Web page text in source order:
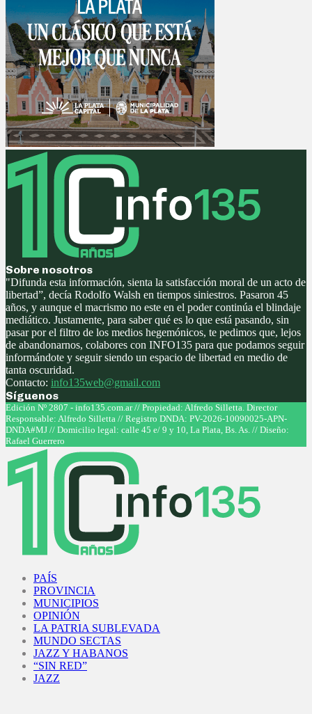
Sobre nosotros
"Difunda esta información, sienta la satisfacción moral de un acto de
libertad”, decía Rodolfo Walsh en tiempos siniestros. Pasaron 45
años, y aunque el macrismo no este en el poder continúa el blindaje
mediático. Justamente, para saber qué es lo que está pasando, sin
pasar por el filtro de los medios hegemónicos, te pedimos que, lejos
de abandonarnos, colabores con INFO135 para que podamos seguir
informándote y seguir siendo un espacio de libertad en medio de
tanta oscuridad.
Contacto: info135web@gmail.com
Síguenos
Facebook
Twitter
Instagram
Youtube
Edición Nº 2807 - info135.com.ar // Propiedad: Alfredo Silletta. Director
Responsable: Alfredo Silletta // Registro DNDA: PV-2026-10090025-APN-
DNDA#MJ // Domicilio legal: calle 45 e/ 9 y 10, La Plata, Bs. As. // Diseño:
Rafael Guerrero
PAÍS
PROVINCIA
MUNICIPIOS
OPINIÓN
LA PATRIA SUBLEVADA
MUNDO SECTAS
JAZZ Y HABANOS
“SIN RED”
JAZZ